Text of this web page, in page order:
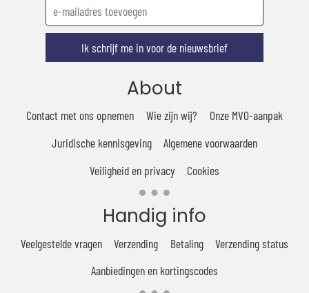
Ik schrijf me in voor de nieuwsbrief
About
Contact met ons opnemen Wie zijn wij?
Onze MVO-aanpak
Juridische kennisgeving
Algemene voorwaarden
Veiligheid en privacy
Cookies
Handig info
Veelgestelde vragen Verzending Betaling
Verzending status
Aanbiedingen en kortingscodes